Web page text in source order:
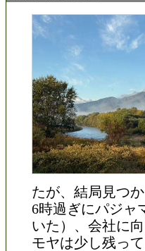
たが、結局見つ
6時過ぎにパジャ
いた）、会社に向
モヤは少し残っ